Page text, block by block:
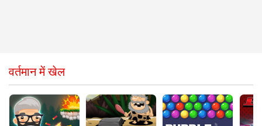
वर्तमान में खेल